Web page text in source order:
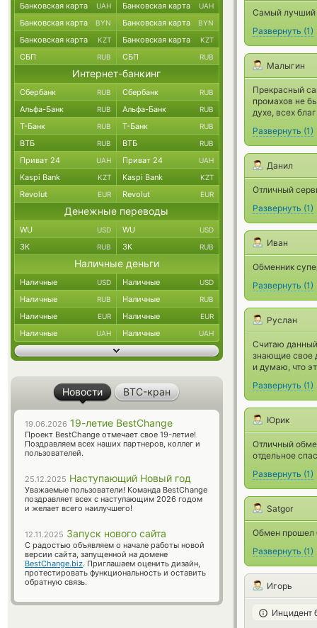
Самый лучший
Развернуть (1)
Малыгин
Прекрасный
промахов не
духе, всех
Развернуть (1)
Данил
Отличный
Развернуть (1)
Иван
Обменник
Развернуть (1)
Руслан
Считаю
знающие свое
и думаю, что
Развернуть (1)
Юрик
Отличный
отдельное
Развернуть (1)
Satgor
Обмен прошел
Развернуть (1)
Игорь
Инцидент
Банковская карта UAH Банковская карта UAH
Банковская карта BYN Банковская карта BYN
Банковская карта KZT Банковская карта KZT
СБП RUB СБП RUB
Интернет-банкинг
Сбербанк RUB Сбербанк RUB
Альфа-Банк RUB Альфа-Банк RUB
Т-Банк RUB Т-Банк RUB
ВТБ RUB ВТБ RUB
Приват 24 UAH Приват 24 UAH
Kaspi Bank KZT Kaspi Bank KZT
Revolut EUR Revolut EUR
Денежные переводы
WU USD WU USD
ЗК RUB ЗК RUB
Наличные деньги
Наличные USD Наличные USD
Наличные RUB Наличные RUB
Наличные EUR Наличные EUR
Наличные UAH Наличные UAH
Новости BTC-кран
19.06.2026 19-летие BestChange
Проект BestChange отмечает свое 19-летие!
Поздравляем всех наших партнеров, коллег и
пользователей.
25.12.2025 Наступающий Новый год
Уважаемые пользователи! Команда BestChange
поздравляет всех с наступающим 2026 годом
и желает всего наилучшего!
12.11.2025 Запуск нового сайта
С радостью объявляем о начале работы новой
версии сайта, запущенной на домене
BestChange.biz. Приглашаем оценить дизайн,
протестировать функциональность и оставить
обратную связь.